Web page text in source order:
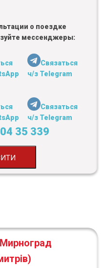
о поездке
мессенджеры:
Связаться
ч/з Telegram
Связаться
ч/з Telegram
35 339